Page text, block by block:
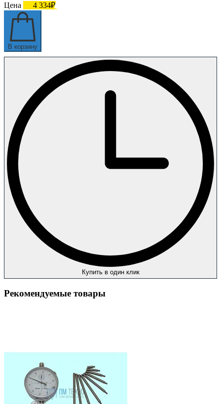
Цена 4 334₽
В корзину
Купить в один клик
Рекомендуемые товары